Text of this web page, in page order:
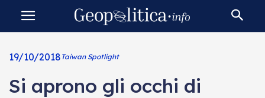
19/10/2018 Taiwan Spotlight
Si aprono gli occhi di